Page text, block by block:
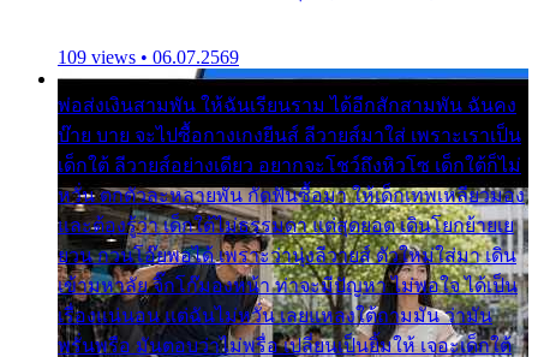
109 views • 06.07.2569
พ่อส่งเงินสามพัน ให้ฉันเรียนราม ได้อีกสักสามพัน ฉันคง
บ๊าย บาย จะไปซื้อกางเกงยีนส์ ลีวายส์มาใส่ เพราะเราเป็น
เด็กใต้ ลีวายส์อย่างเดียว อยากจะโชว์ถึงหิวโซ เด็กใต้ก็ไม่
หวั่น ตกตัวละหลายพัน กัดฟันซื้อมา ให้เด็กเทพเหลียวมอง
และต้องรู้ว่า เด็กใต้ไม่ธรรมดา แต่สุดยอด เดินโยกย้ายเย
ยวน กวนโอ๊ยพอได้ เพราะว่านุ่งลีวายส์ ตัวใหม่ใส่มา เดิน
เข้ามหาลัย จิ๊กโก๊มองหน้า ท่าจะมีปัญหา ไม่พอใจ ได้เป็น
เรื่องแน่นอน แต่ฉันไม่หวั่น เลยแหลงใต้ถามมัน ว่ามัน
พรั่นพรือ มันตอบว่าไม่พรื่อ เปลี่ยนเป็นยิ้มให้ เจอะเด็กใต้